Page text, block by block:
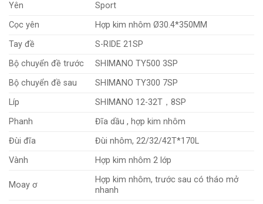
Yên
Sport
Cọc yên
Hợp kim nhôm Ø30.4*350MM
Tay đề
S-RIDE 21SP
Bộ chuyển đề trước
SHIMANO TY500 3SP
Bộ chuyển đề sau
SHIMANO TY300 7SP
Líp
SHIMANO 12-32T，8SP
Phanh
Đĩa dầu , hợp kim nhôm
Đùi đĩa
Đùi nhôm, 22/32/42T*170L
Vành
Hợp kim nhôm 2 lớp
Moay ơ
Hợp kim nhôm, trước sau có tháo mở
nhanh